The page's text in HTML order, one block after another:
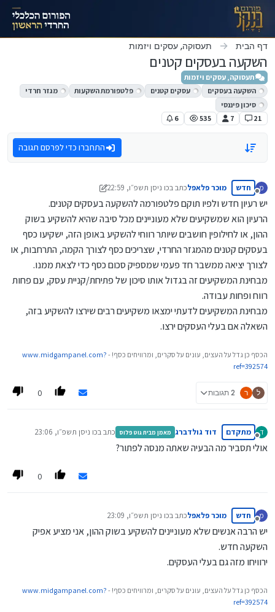
דילוג לתוכן
דף הבית תעסוקה, עסקים ויזמות
השקעה בעסקים קטנים
תעסוקה, עסקים ויזמות
השקעה בעסקים
עסקים קטנים פלטפורמת השקעות
מגזר חרדי
סיכון פיננסי
21
7
535
6
התחברו כדי לפרסם תגובה
מ
מנותק
חדש מוכר פלאפלכתב בכו ניסן תשפ״ו, 22:59
נערך לאחרונה על ידי ארגון בנקל
יש רעיון חדש ולפיו תוקם פלטפורמה להשקעה בעסקים קטנים.
הרעיון הוא שמשקיעים שלא מעוניינים מכל סיבה שהיא להשקיע בשוק
ההון, או לחילופין חושבים שיותר רווחי להשקיע באופן הזה, ישקיעו כסף
בעסקים קטנים מהמגזר החרדי, שצריכים כסף לצורך הקמה, התרחבות, או
לצורך יציאה ממשבר חד פעמי שמספיק סכום כסף כדי לצאת ממנו.
מבחינת המשקיעים זה בגדול אותו סיכון של פתיחת/קניית עסק, עם פחות
רווח ופחות עבודה.
מבחינת המשקיעים לדעתי ימצאו משקיעים רבים שירצו להשקיע בזה,
השאלה אם בעלי העסקים ירצו.
הכסף כן גדל על העצים, עונים על סקרים, ומרוויחים כסף! - www.midgampanel.com?
ref=392574
ל ר 2 תגובות 0
ד
מנותק
מתקדם דוד גולדברג מאמן מבית גוט פלוס כתב בכו ניסן תשפ״ו, 23:06
נערך לאחרונה על ידי
אולי תסביר מה הבעיה שאתה מנסה לפתור?
0
מ
מנותק
חדש מוכר פלאפלכתב בכו ניסן תשפ״ו, 23:09
נערך לאחרונה על ידי
יש הרבה אנשים שלא מעוניינים להשקיע בשוק ההון, אני מציע אפיק
השקעה חדש.
ירוויחו מזה גם בעלי העסקים.
הכסף כן גדל על העצים, עונים על סקרים, ומרוויחים כסף! - www.midgampanel.com?
ref=392574